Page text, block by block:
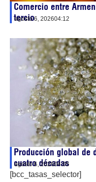
Comercio entre
tercio
agosto 6, 202604:12
Producción global de
cuatro décadas
agosto 6, 202604:05
[bcc_tasas_selector]